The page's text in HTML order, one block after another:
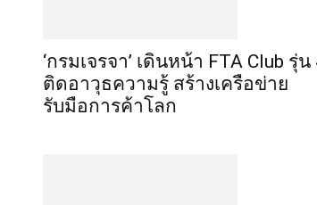
‘กรมเจรจา’ เดินหน้า FTA Club รุ่น
ติดอาวุธความรู้ สร้างเครือข่าย
รับมือการค้าโลก